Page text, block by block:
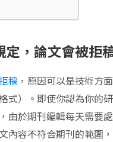
，論文會被拒
稿 ，原因可以是技術方
式）。即使你認為你的
由於期刊編輯每天需要
內容不符合期刊的範圍